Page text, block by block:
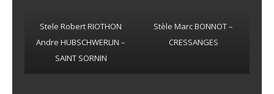
Stele Robert RIOTHON
Andre HUBSCHWERLIN –
SAINT SORNIN
Stèle Marc BONNOT –
CRESSANGES